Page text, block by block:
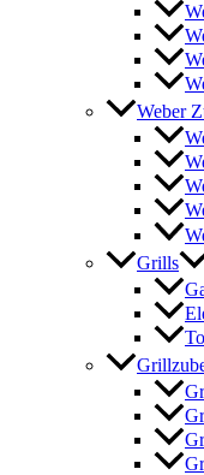
Weber
Grills